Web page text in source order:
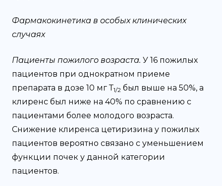
Фармакокинетика в особых клинических
случаях
Пациенты пожилого возраста. У 16 пожилых
пациентов при однократном приеме
препарата в дозе 10 мг Т1/2 был выше на 50%, а
клиренс был ниже на 40% по сравнению с
пациентами более молодого возраста.
Снижение клиренса цетиризина у пожилых
пациентов вероятно связано с уменьшением
функции почек у данной категории
пациентов.